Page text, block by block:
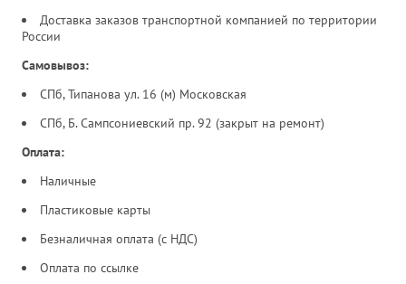
Доставка заказов транспортной компанией по территории
России
Самовывоз:
СПб, Типанова ул. 16 (м) Московская
СПб, Б. Сампсониевский пр. 92 (закрыт на ремонт)
Оплата:
Наличные
Пластиковые карты
Безналичная оплата (с НДС)
Оплата по ссылке